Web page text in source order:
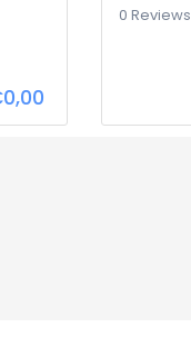
0 Reviews